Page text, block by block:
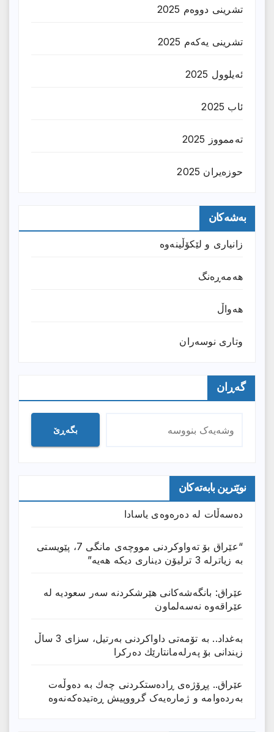
تشرینی دووەم 2025
تشرینی یەکەم 2025
ئەیلوول 2025
ئاب 2025
تەممووز 2025
حوزه‌یران 2025
بەشەکان
زانیارى و لێکۆڵینەوە
هەمەڕەنگ
هەواڵ
وتارى نوسەران
گەڕان
بگەڕێ
نوێترین بابەتەکان
دەسەڵات لە دەرەوەی یاسادا
“عێراق بۆ تەواوکردنی مووچەی مانگى 7، پێویستی
بە زیاترلە 3 ترلیۆن دیناری دیکە هەیە”
عێراق: بانگەشەكانی هێرشكردنە سەر سعودیە لە
عێراقەوە نەسەلماون
بەغداد.. بە تۆمەتی داواكردنی بەرتیل، سزای 3 ساڵ
زیندانی بۆ پەرلەمانتارێك دەركرا
عێراق.. پڕۆژەی ڕادەستكردنی چەك بە دەوڵەت
بەردەوامە و ژمارەیەک گرووپیش ڕەتیدەکەنەوە